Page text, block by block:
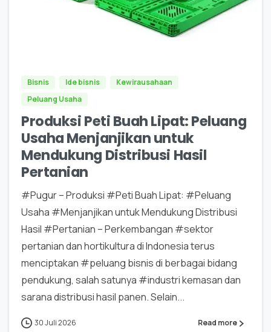
Bisnis Ide bisnis
Kewirausahaan
Peluang Usaha
Produksi Peti Buah Lipat: Peluang
Usaha Menjanjikan untuk
Mendukung Distribusi Hasil
Pertanian
#Pugur – Produksi #Peti Buah Lipat: #Peluang
Usaha #Menjanjikan untuk Mendukung Distribusi
Hasil #Pertanian – Perkembangan #sektor
pertanian dan hortikultura di Indonesia terus
menciptakan #peluang bisnis di berbagai bidang
pendukung, salah satunya #industri kemasan dan
sarana distribusi hasil panen. Selain...
30 Juli 2026 Read more